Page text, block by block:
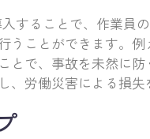
することで、作業員
うことができます。
とで、事故を未然に
、労働災害による損失